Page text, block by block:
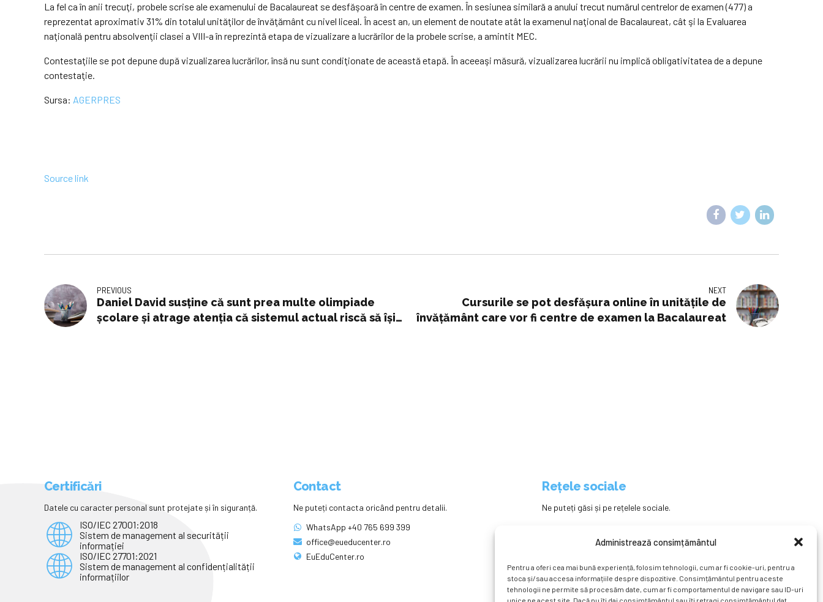
Administrează consimțământul
Pentru a oferi cea mai bună experiență, folosim tehnologii, cum ar fi cookie-uri, pentru a
stoca și/sau accesa informațiile despre dispozitive. Consimțământul pentru aceste
tehnologii ne permite să procesăm date, cum ar fi comportamentul de navigare sau ID-uri
unice pe acest site. Dacă nu îți dai consimțământul sau îți retragi consimțământul dat
La fel ca în anii trecuţi, probele scrise ale examenului de Bacalaureat se desfăşoară în centre de examen. În sesiunea similară a anului trecut numărul centrelor de examen (477) a
reprezentat aproximativ 31% din totalul unităţilor de învăţământ cu nivel liceal. În acest an, un element de noutate atât la examenul naţional de Bacalaureat, cât şi la Evaluarea
naţională pentru absolvenţii clasei a VIII-a în reprezintă etapa de vizualizare a lucrărilor de la probele scrise, a amintit MEC.
Contestaţiile se pot depune după vizualizarea lucrărilor, însă nu sunt condiţionate de această etapă. În aceeaşi măsură, vizualizarea lucrării nu implică obligativitatea de a depune
contestaţie.
Sursa: AGERPRES
Source link
PREVIOUS
Daniel David susține că sunt prea multe olimpiade
școlare și atrage atenția că sistemul actual riscă să își
NEXT
Cursurile se pot desfășura online în unitățile de
învățământ care vor fi centre de examen la Bacalaureat
Certificări
Datele cu caracter personal sunt protejate și în siguranță.
ISO/IEC 27001:2018
Sistem de management al securității
informației
ISO/IEC 27701:2021
Sistem de management al confidențialității
informațiilor
Contact
Ne puteți contacta oricând pentru detalii.
WhatsApp +40 765 699 399
office@eueducenter.ro
EuEduCenter.ro
Rețele sociale
Ne puteți găsi și pe rețelele sociale.